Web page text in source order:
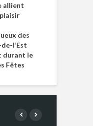
allient
des
l’Est
durant le
Fêtes